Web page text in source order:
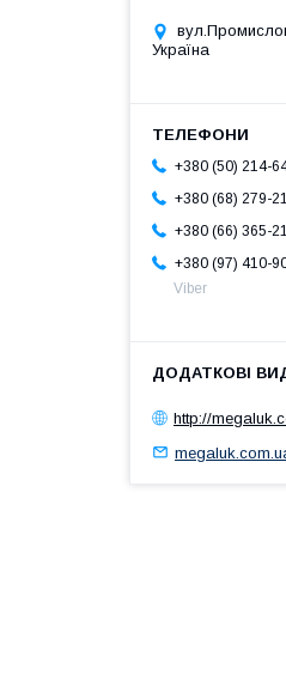
Україна
+380 (50) 214-
+380 (68) 279-
+380 (66) 365-
+380 (97) 410-
Viber
http://